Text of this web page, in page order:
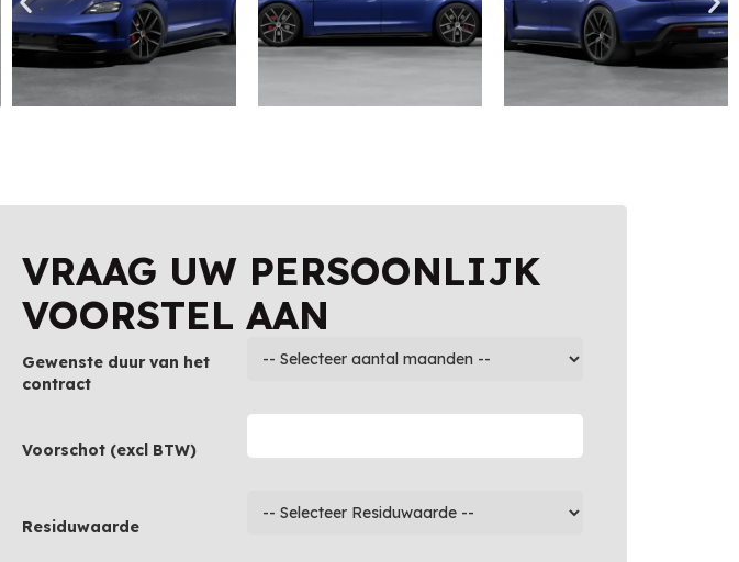
VRAAG UW PERSOONLIJK
VOORSTEL AAN
Gewenste duur van het
contract
Voorschot (excl BTW)
Residuwaarde